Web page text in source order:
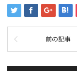
前の記事